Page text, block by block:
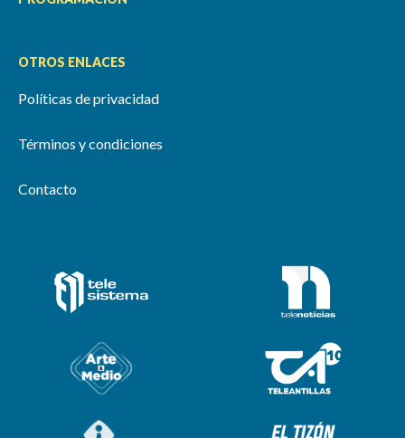
OTROS ENLACES
Políticas de privacidad
Términos y condiciones
Contacto